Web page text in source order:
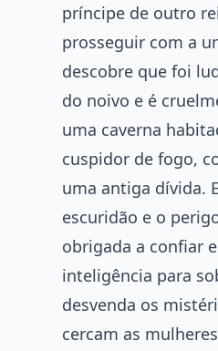
príncipe de outro
prosseguir com a
descobre que foi
do noivo e é
uma caverna
cuspidor de fogo,
uma antiga dívida.
escuridão e o
obrigada a confiar
inteligência para
desvenda os
cercam as